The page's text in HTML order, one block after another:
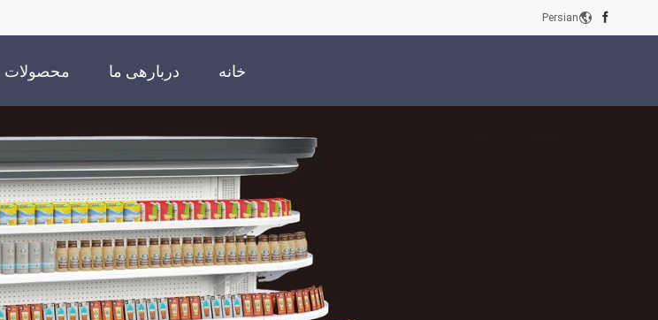
Persian
خانه دربارهی ما محصولات